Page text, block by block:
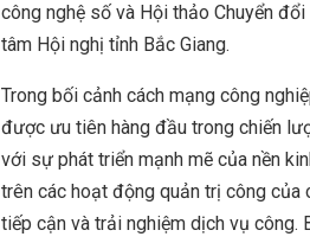
công nghệ số và Hội thảo Chuyển
tâm Hội nghị tỉnh Bắc Giang.
Trong bối cảnh cách mạng công
được ưu tiên hàng đầu trong chiến
với sự phát triển mạnh mẽ của nền
trên các hoạt động quản trị công của
tiếp cận và trải nghiệm dịch vụ công.